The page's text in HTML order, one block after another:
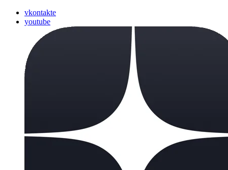
vkontakte
youtube